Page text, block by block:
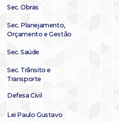
Sec. Obras
Sec. Planejamento,
Orçamento e Gestão
Sec. Saúde
Sec. Trânsito e
Transporte
Defesa Civil
Lei Paulo Gustavo